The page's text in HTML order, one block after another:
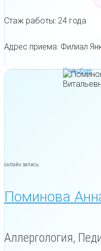
Стаж работы: 24 года
Адрес приема: Филиал
Подробнее
онлайн запись
Поминова
Аллергология,